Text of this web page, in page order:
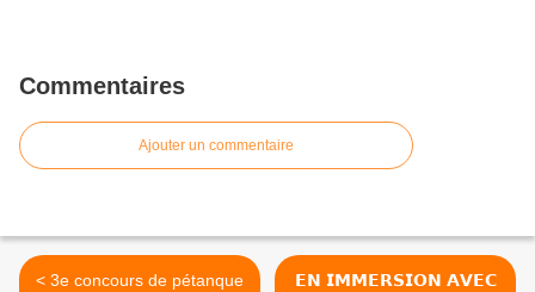
Commentaires
Ajouter un commentaire
< 3e concours de pétanque
𝗘𝗡 𝗜𝗠𝗠𝗘𝗥𝗦𝗜𝗢𝗡 𝗔𝗩𝗘𝗖